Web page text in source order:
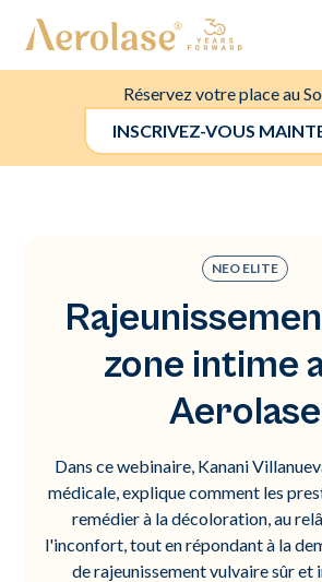
Réservez votre place au
INSCRIVEZ-VOUS
NEO ELITE
zone intime
Aerolase
Dans ce webinaire, Kanani
médicale, explique comment les
remédier à la décoloration, au
l'inconfort, tout en répondant à la
de rajeunissement vulvaire sûr et